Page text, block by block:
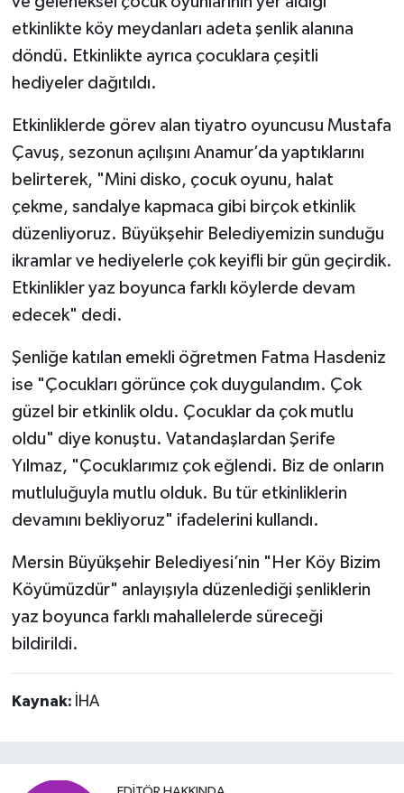
etkinlikte köy meydanları adeta şenlik alanına
döndü. Etkinlikte ayrıca çocuklara çeşitli
hediyeler dağıtıldı.
Etkinliklerde görev alan tiyatro oyuncusu Mustafa
Çavuş, sezonun açılışını Anamur’da yaptıklarını
belirterek, "Mini disko, çocuk oyunu, halat
çekme, sandalye kapmaca gibi birçok etkinlik
düzenliyoruz. Büyükşehir Belediyemizin sunduğu
ikramlar ve hediyelerle çok keyifli bir gün geçirdik.
Etkinlikler yaz boyunca farklı köylerde devam
edecek" dedi.
Şenliğe katılan emekli öğretmen Fatma Hasdeniz
ise "Çocukları görünce çok duygulandım. Çok
güzel bir etkinlik oldu. Çocuklar da çok mutlu
oldu" diye konuştu. Vatandaşlardan Şerife
Yılmaz, "Çocuklarımız çok eğlendi. Biz de onların
mutluluğuyla mutlu olduk. Bu tür etkinliklerin
devamını bekliyoruz" ifadelerini kullandı.
Mersin Büyükşehir Belediyesi’nin "Her Köy Bizim
Köyümüzdür" anlayışıyla düzenlediği şenliklerin
yaz boyunca farklı mahallelerde süreceği
bildirildi.
Kaynak: İHA